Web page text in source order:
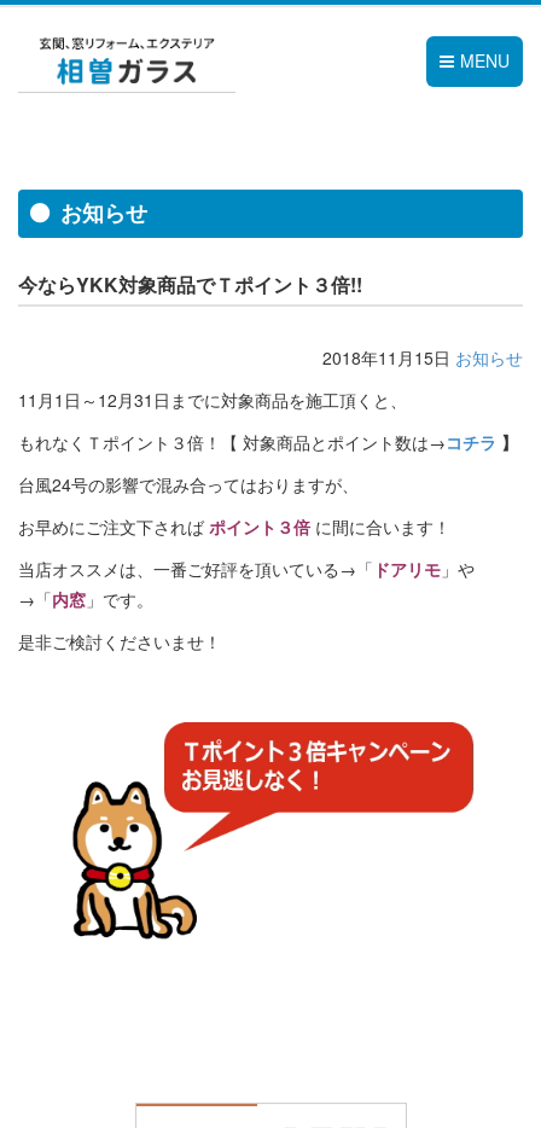
MENU
お知らせ
今ならYKK対象商品でＴポイント３倍!!
2018年11月15日 お知らせ
11月1日～12月31日までに対象商品を施工頂くと、
もれなくＴポイント３倍！【 対象商品とポイント数は→コチラ 】
台風24号の影響で混み合ってはおりますが、
お早めにご注文下されば ポイント３倍 に間に合います！
当店オススメは、一番ご好評を頂いている→「 ドアリモ 」や
→「内窓 」です。
是非ご検討くださいませ！